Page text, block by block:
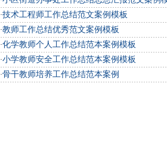
·技术工程师工作总结范文案例模板
·教师工作总结优秀范文案例模板
·化学教师个人工作总结范本案例模板
·小学教师安全工作总结范本案例模板
·骨干教师培养工作总结范本案例